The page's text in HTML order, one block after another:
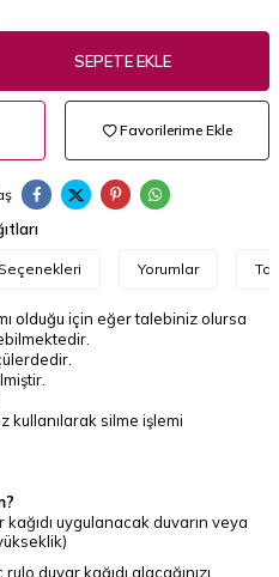
SEPETE EKLE
Favorilerime Ekle
Yorumlar
olduğu için eğer talebiniz olursa
kullanılarak silme işlemi
uygulanacak duvarın veya
duvar kağıdı alacağınızı